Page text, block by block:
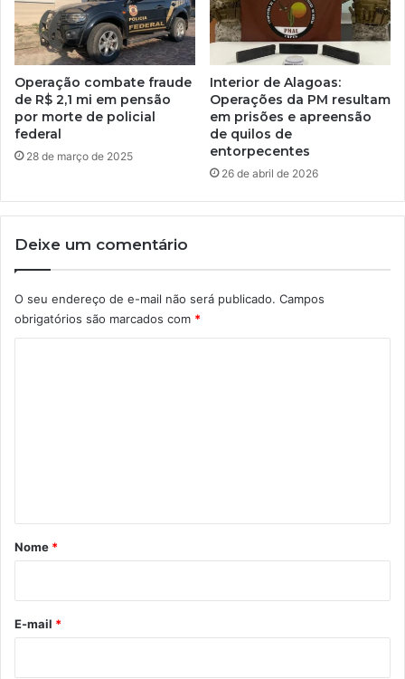
Operação combate fraude
de R$ 2,1 mi em pensão
por morte de policial
federal
28 de março de 2025
Interior de Alagoas:
Operações da PM resultam
em prisões e apreensão
de quilos de
entorpecentes
26 de abril de 2026
Deixe um comentário
O seu endereço de e-mail não será publicado. Campos
obrigatórios são marcados com *
r
*
Nome *
E-mail *